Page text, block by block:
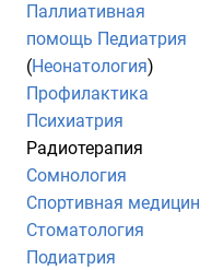
Паллиативная
помощь Педиатрия
(Неонатология)
Профилактика
Психиатрия
Радиотерапия
Сомнология
Спортивная медицина
Стоматология
Подиатрия